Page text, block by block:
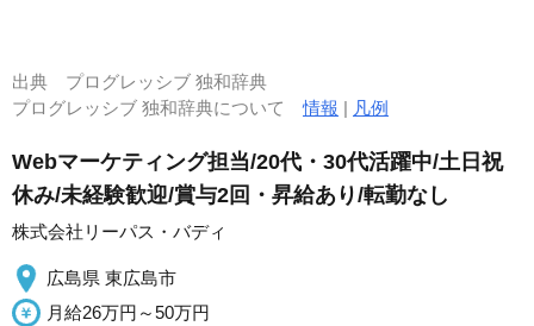
出典 プログレッシブ 独和辞典
プログレッシブ 独和辞典について情報 | 凡例
Webマーケティング担当/20代・30代活躍中/土日祝
休み/未経験歓迎/賞与2回・昇給あり/転勤なし
株式会社リーパス・バディ
広島県 東広島市
月給26万円～50万円